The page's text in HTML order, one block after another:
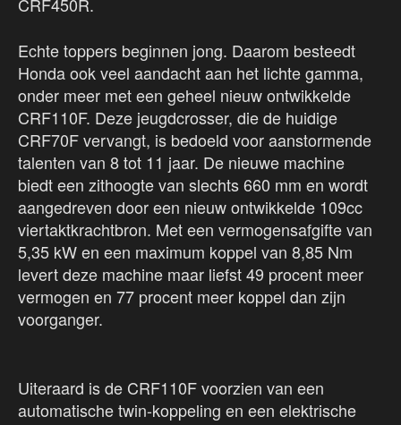
Echte toppers beginnen jong. Daarom besteedt
Honda ook veel aandacht aan het lichte gamma,
onder meer met een geheel nieuw ontwikkelde
CRF110F. Deze jeugdcrosser, die de huidige
CRF70F vervangt, is bedoeld voor aanstormende
talenten van 8 tot 11 jaar. De nieuwe machine
biedt een zithoogte van slechts 660 mm en wordt
aangedreven door een nieuw ontwikkelde 109cc
viertaktkrachtbron. Met een vermogensafgifte van
5,35 kW en een maximum koppel van 8,85 Nm
levert deze machine maar liefst 49 procent meer
vermogen en 77 procent meer koppel dan zijn
voorganger.
Uiteraard is de CRF110F voorzien van een
automatische twin-koppeling en een elektrische